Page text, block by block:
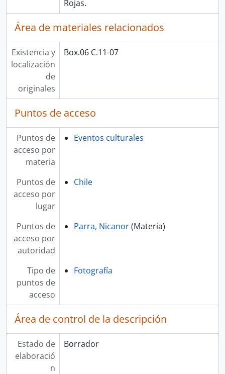
Rojas.
Área de materiales relacionados
Existencia y
localización
de
originales
Box.06 C.11-07
Puntos de acceso
Puntos de
acceso por
materia
Eventos culturales
Puntos de
acceso por
lugar
Chile
Puntos de
acceso por
autoridad
Parra, Nicanor(Materia)
Tipo de
puntos de
acceso
Fotografía
Área de control de la descripción
Estado de
elaboració
n
Borrador